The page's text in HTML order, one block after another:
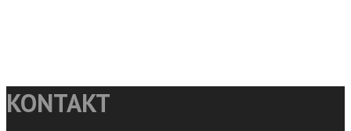
KONTAKT